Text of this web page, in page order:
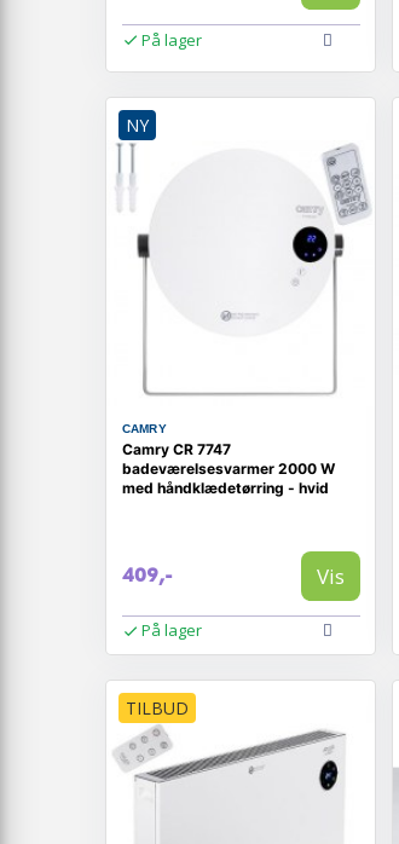
På lager
NY
CAMRY
Camry CR 7747
badeværelsesvarmer 2000 W
med håndklædetørring - hvid
409,- Vis
På lager
TILBUD